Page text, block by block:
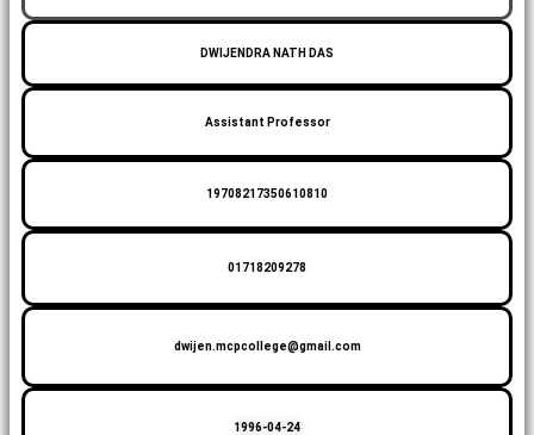
DWIJENDRA NATH DAS
Assistant Professor
19708217350610810
01718209278
dwijen.mcpcollege@gmail.com
1996-04-24